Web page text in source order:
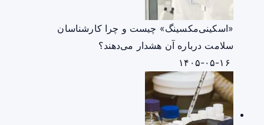
«اسکینی‌مکسینگ» چیست و چرا کارشناسان
سلامت درباره آن هشدار می‌دهند؟